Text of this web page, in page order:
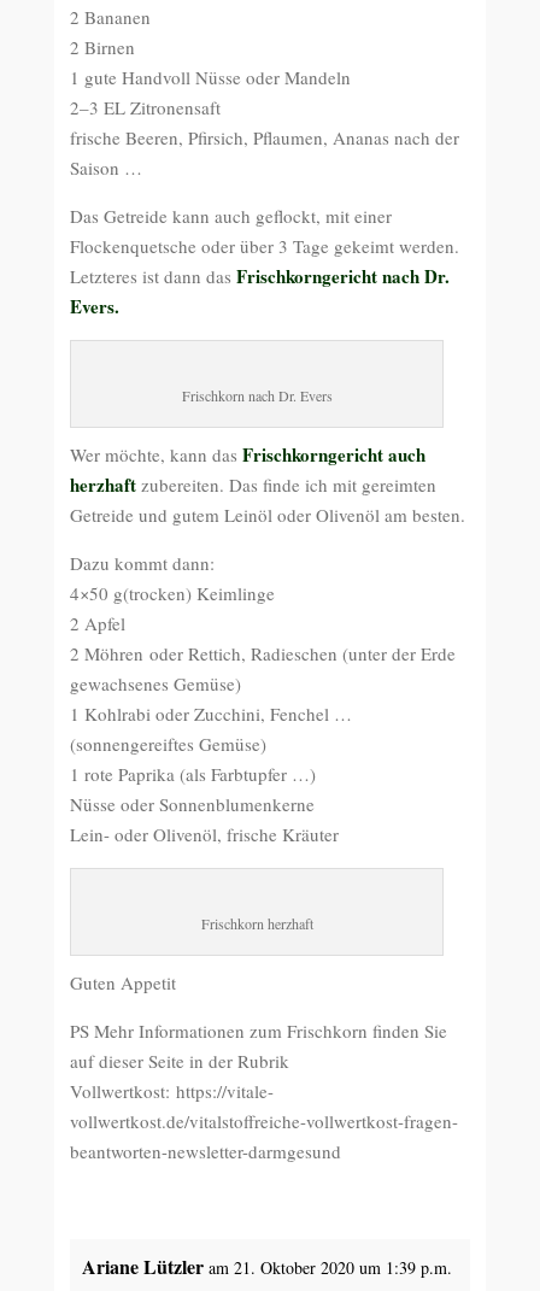
2 Bananen
2 Birnen
1 gute Handvoll Nüsse oder Mandeln
2–3 EL Zitronensaft
frische Beeren, Pfirsich, Pflaumen, Ananas nach der
Saison …
Das Getreide kann auch geflockt, mit einer
Flockenquetsche oder über 3 Tage gekeimt werden.
Letzteres ist dann dasFrischkorngericht nach Dr.
Evers.
Frischkorn nach Dr. Evers
Wer möchte, kann dasFrischkorngericht auch
herzhaft zubereiten. Das finde ich mit gereimten
Getreide und gutem Leinöl oder Olivenöl am besten.
Dazu kommt dann:
4×50 g(trocken) Keimlinge
2 Apfel
2 Möhren oder Rettich, Radieschen (unter der Erde
gewachsenes Gemüse)
1 Kohlrabi oder Zucchini, Fenchel …
(sonnengereiftes Gemüse)
1 rote Paprika (als Farbtupfer …)
Nüsse oder Sonnenblumenkerne
Lein- oder Olivenöl, frische Kräuter
Frischkorn herzhaft
Guten Appetit
PS Mehr Informationen zum Frischkorn finden Sie
auf dieser Seite in der Rubrik
Vollwertkost: https://vitale-
vollwertkost.de/vitalstoffreiche-vollwertkost-fragen-
beantworten-newsletter-darmgesund
Ariane Lützler am 21. Oktober 2020 um 1:39 p.m.